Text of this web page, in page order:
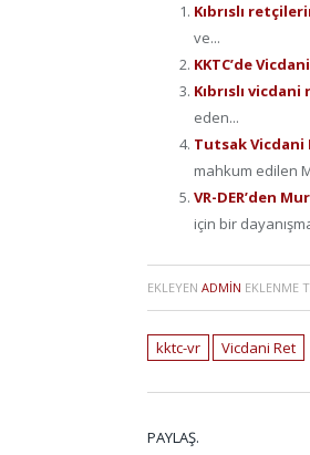
Kıbrıslı
ve...
KKTC’de
Kıbrıslı
eden...
Tutsak Vicdani
mahkum edilen
VR-DER’den
için bir
EKLEYEN ADMIN EKLENME
kktc-vr Vicdani Ret
PAYLAŞ.